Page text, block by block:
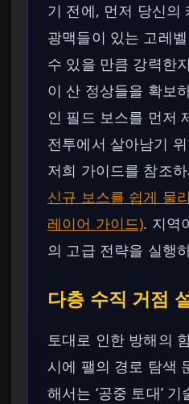
기 전에, 먼저 당신의
광맥들이 있는 고레
수 있을 만큼 강력한
이 산 정상들을 확보
인 필드 보스를 먼저
전투에서 살아남기
저희 가이드를 참조
신규 보스를 쉽게 물
레이어 가이드). 지역
의 고급 전략을 실행
다층 수직 거점
토대로 인한 방해의
시에 팰의 경로 탐색
해서는 ‘공중 토대’